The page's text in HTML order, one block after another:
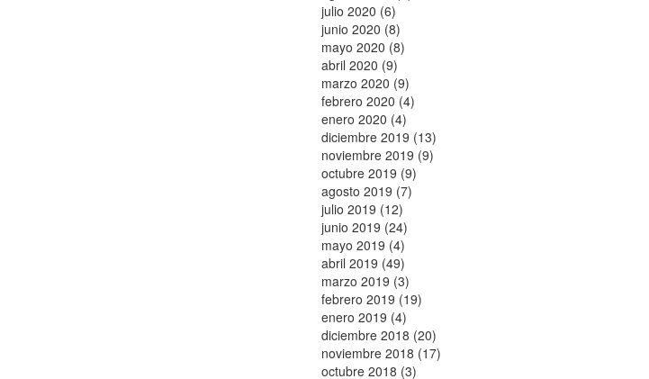
julio 2020 (6)
junio 2020 (8)
mayo 2020 (8)
abril 2020 (9)
marzo 2020 (9)
febrero 2020 (4)
enero 2020 (4)
diciembre 2019 (13)
noviembre 2019 (9)
octubre 2019 (9)
agosto 2019 (7)
julio 2019 (12)
junio 2019 (24)
mayo 2019 (4)
abril 2019 (49)
marzo 2019 (3)
febrero 2019 (19)
enero 2019 (4)
diciembre 2018 (20)
noviembre 2018 (17)
octubre 2018 (3)